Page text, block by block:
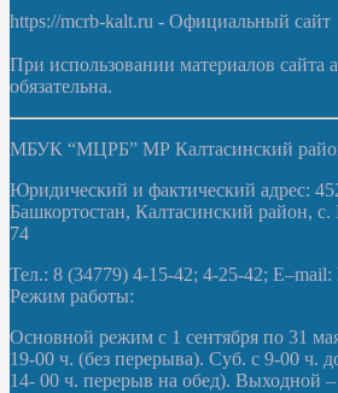
https://mcrb-kalt.ru - Официальный сайт
При использовании материалов сайта
обязательна.
МБУК “МЦРБ” МР Калтасинский
Юридический и фактический адрес:
Башкортостан, Калтасинский район,
74
Тел.: 8 (34779) 4-15-42; 4-25-42;
Режим работы:
Основной режим с 1 сентября по 31
19-00 ч. (без перерыва). Суб. с 9-00 ч.
14- 00 ч. перерыв на обед). Выходной –